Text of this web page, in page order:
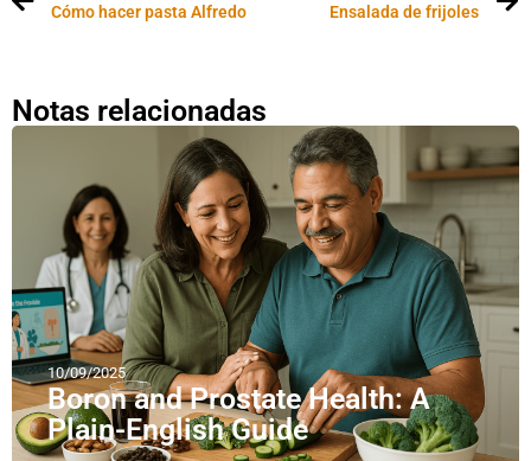
Cómo hacer pasta Alfredo Ensalada de frijoles
Notas relacionadas
10/09/2025
Boron and Prostate Health: A
Plain-English Guide